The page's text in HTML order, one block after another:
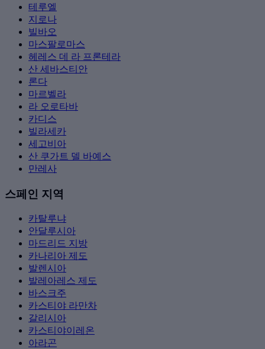
테루엘
지로나
빌바오
마스팔로마스
헤레스 데 라 프론테라
산 세바스티안
론다
마르벨라
라 오로타바
카디스
빌라세카
세고비아
산 쿠가트 델 바예스
만레사
스페인 지역
카탈루냐
안달루시아
마드리드 지방
카나리아 제도
발렌시아
발레아레스 제도
바스크주
카스티야 라만차
갈리시아
카스티야이레온
아라곤